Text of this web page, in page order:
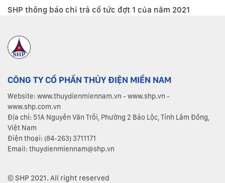
SHP thông báo chi trả cổ tức đợt 1 của năm 2021
CÔNG TY CỔ PHẦN THỦY ĐIỆN MIỀN NAM
Website: www.thuydienmiennam.vn - www.shp.vn -
www.shp.com.vn
Địa chỉ: 51A Nguyễn Văn Trỗi, Phường 2 Bảo Lộc, Tỉnh Lâm Đồng,
Việt Nam
Điện thoại: (84-263) 3711171
Email: thuydienmiennam@shp.vn
© SHP 2021. All right reserved